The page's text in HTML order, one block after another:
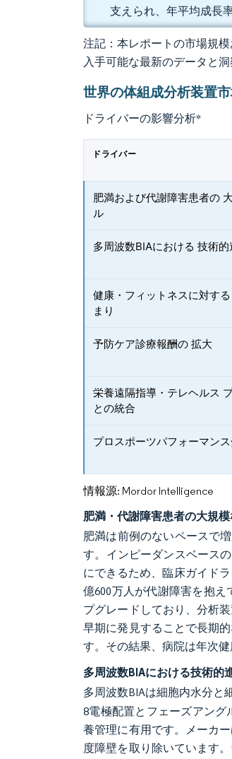
支えられ、年平均成長
注記：本レポートの市場規
入手可能な最新のデータと
世界の体組成分析装置
ドライバーの影響分析*
ドライバー
肥満および代謝障害患者の
ル
多周波数BIAにおける 技術的
健康・フィットネスに対す
まり
予防ケア診療報酬の 拡大
栄養遠隔指導・テレヘルス
との統合
プロスポーツパフォーマン
情報源: Mordor Intelligence
肥満・代謝障害患者の大規
肥満は前例のないペースで
す。インピーダンスベース
にできるため、臨床ガイド
億600万人が代謝障害を抱
プグレードしており、分析
早期に発見することで長期
す。その結果、病院は年次
多周波数BIAにおける技術的
多周波数BIAは細胞内水分と
8電極配置とフェーズアン
養管理に有用です。メーカ
度障壁を取り除いています